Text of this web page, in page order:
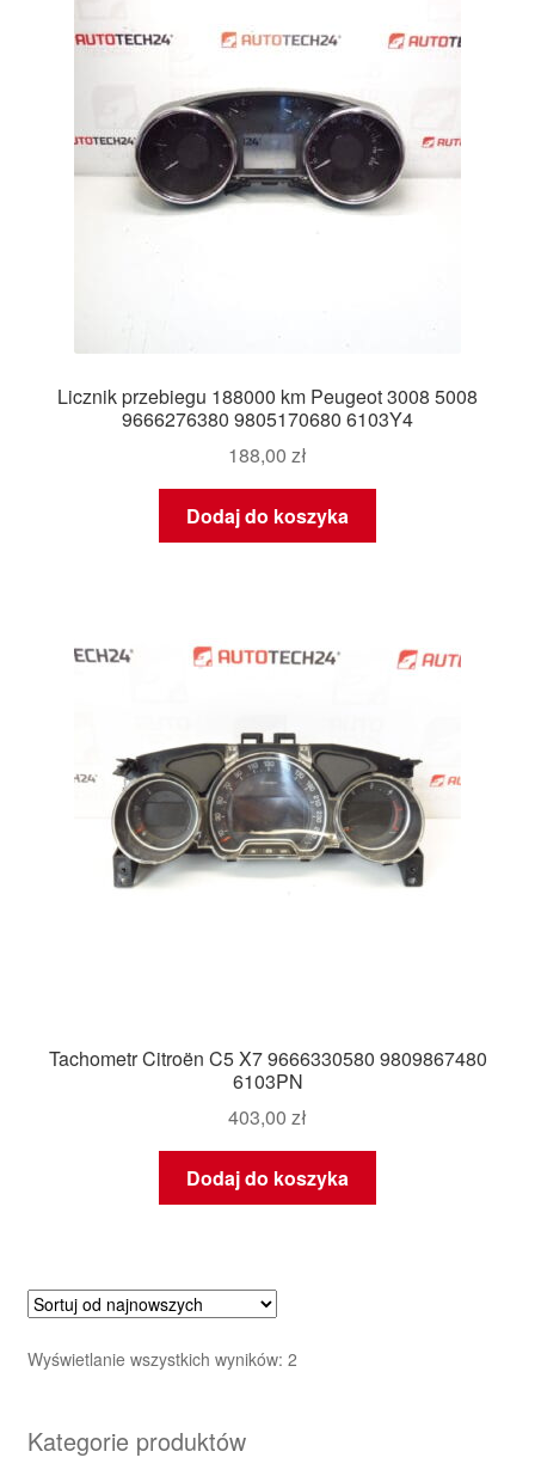
Licznik przebiegu 188000 km Peugeot 3008 5008
9666276380 9805170680 6103Y4
188,00 zł
Dodaj do koszyka
Tachometr Citroën C5 X7 9666330580 9809867480
6103PN
403,00 zł
Dodaj do koszyka
Wyświetlanie wszystkich wyników: 2Posortowane
Kategorie produktów